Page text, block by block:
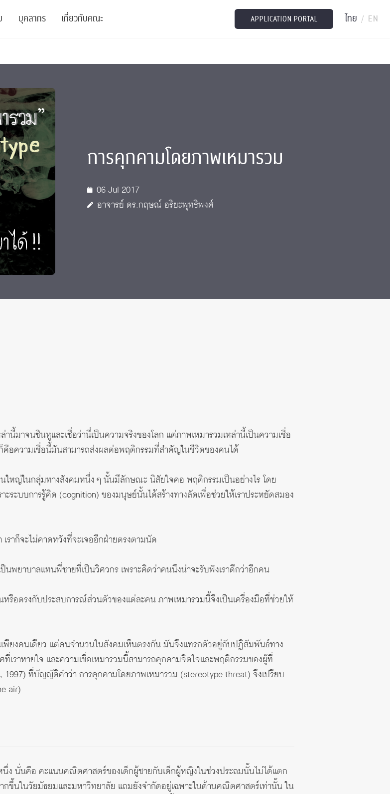
โทและ
ทธิภาพองค์กร
มพันธ์
รรยายพิเศษ
รม
น
บุคลากร
เจ้าหน้าที่
นักวิจัยหลังปริญญาเอก
ผู้บริหาร
เกี่ยวกับคณะ
รายงานประจำปี
ติดต่อเรา
Intranet
APPLICATION PORTAL ไทย / EN
การคุกคามโดยภาพเหมารวม
06 Jul 2017
อาจารย์ ดร.กฤษณ์ อริยะพุทธิพงศ์
ล่านี้มาจนชินหูและเชื่อว่านี่เป็นความจริงของโลก แต่ภาพเหมารวมเหล่านี้เป็นความเชื่อ
คือความเชื่อนี้มันสามารถส่งผลต่อพฤติกรรมที่สำคัญในชีวิตของคนได้
ใหญ่ในกลุ่มทางสังคมหนึ่ง ๆ นั้นมีลักษณะ นิสัยใจคอ พฤติกรรมเป็นอย่างไร โดย
ะระบบการรู้คิด (cognition) ของมนุษย์นั้นได้สร้างทางลัดเพื่อช่วยให้เราประหยัดสมอง
เราก็จะไม่คาดหวังที่จะเจออีกฝ่ายตรงตามนัด
นพยาบาลแทนพี่ชายที่เป็นวิศวกร เพราะคิดว่าคนนึงน่าจะรับฟังเราดีกว่าอีกคน
รือตรงกับประสบการณ์ส่วนตัวของแต่ละคน ภาพเหมารวมนี้จึงเป็นเครื่องมือที่ช่วยให้
พียงคนเดียว แต่คนจำนวนในสังคมเห็นตรงกัน มันจึงแทรกตัวอยู่กับปฏิสัมพันธ์ทาง
เราหายใจ และความเชื่อเหมารวมนี้สามารถคุกคามจิตใจและพฤติกรรมของผู้ที่
1997) ที่บัญญัติคำว่า การคุกคามโดยภาพเหมารวม (stereotype threat) จึงเปรียบ
air)
ง นั่นคือ คะแนนคณิตศาสตร์ของเด็กผู้ชายกับเด็กผู้หญิงในช่วงประถมนั้นไม่ได้แตก
ขึ้นในวัยมัธยมและมหาวิทยาลัย แถมยังจำกัดอยู่เฉพาะในด้านคณิตศาสตร์เท่านั้น ใน